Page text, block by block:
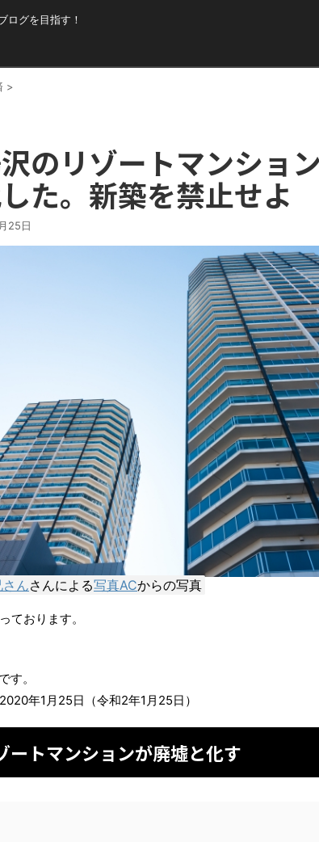
ログを目指す！
>
のリゾートマンショ
た。新築を禁止せよ
25日
さんさんによる写真ACからの写真
ております。
す。
年1月25日（令和2年1月25日）
ートマンションが廃墟と化す